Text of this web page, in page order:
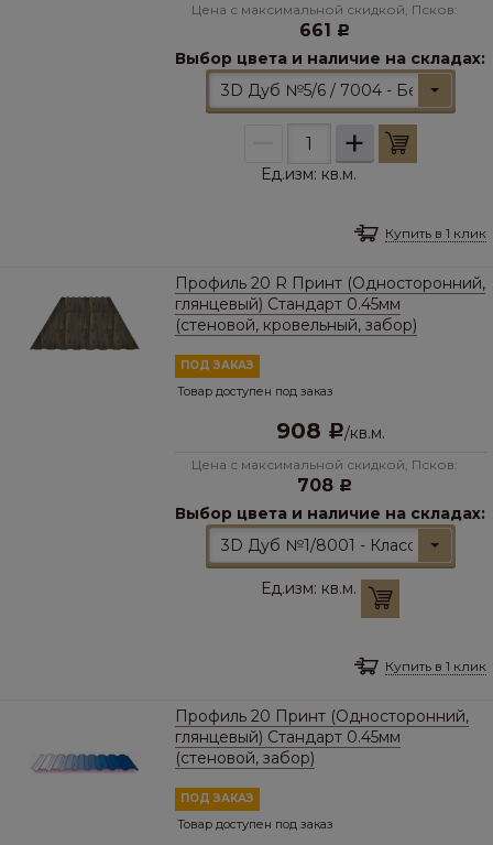
Цена с максимальной скидкой, Псков:
661 Р
Выбор цвета и наличие на складах:
3D Дуб №5/6 / 7004 - Белёный
+
Ед.изм: кв.м.
Купить в 1 клик
Профиль 20 R Принт (Односторонний,
глянцевый) Стандарт 0.45мм
(стеновой, кровельный, забор)
ПОД ЗАКАЗ
Товар доступен под заказ
908 Р/кв.м.
Цена с максимальной скидкой, Псков:
708 Р
Выбор цвета и наличие на складах:
3D Дуб №1/8001 - Классический
Ед.изм: кв.м.
Купить в 1 клик
Профиль 20 Принт (Односторонний,
глянцевый) Стандарт 0.45мм
(стеновой, забор)
ПОД ЗАКАЗ
Товар доступен под заказ